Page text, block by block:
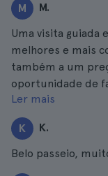
M M.
Uma visita guiada
melhores e mais
também a um
oportunidade de
segundo.
Ler mais
K K.
Belo passeio,